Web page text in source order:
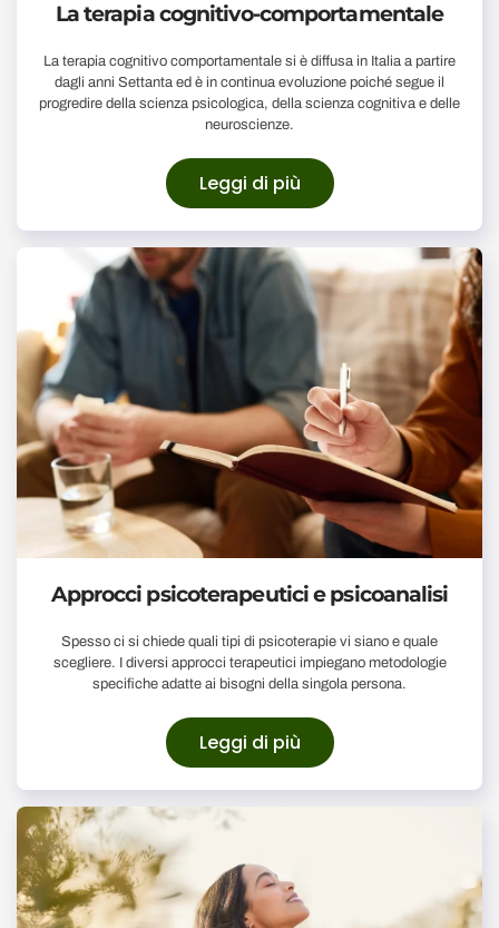
La terapia cognitivo-comportamentale
La terapia cognitivo comportamentale si è diffusa in Italia a partire
dagli anni Settanta ed è in continua evoluzione poiché segue il
progredire della scienza psicologica, della scienza cognitiva e delle
neuroscienze.
Leggi di più
Approcci psicoterapeutici e psicoanalisi
Spesso ci si chiede quali tipi di psicoterapie vi siano e quale
scegliere. I diversi approcci terapeutici impiegano metodologie
specifiche adatte ai bisogni della singola persona.
Leggi di più